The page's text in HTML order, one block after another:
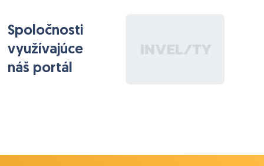
Spoločnosti
využívajúce
náš portál